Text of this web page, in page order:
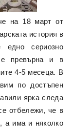
на 18 март от
история в
сериозно
превърна и в
4-5 месеца. В
по достъпен
ярка следа
отбележи, че в
а има и няколко